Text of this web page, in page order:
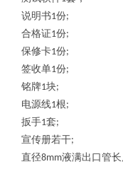
说明书1份;
合格证1份;
保修卡1份;
签收单1份;
铭牌1块;
电源线1根;
扳手1套;
宣传册若干;
直径8mm液满出口管